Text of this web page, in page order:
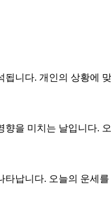
니다. 개인의 상황에
을 미치는 날입니다.
납니다. 오늘의 운세